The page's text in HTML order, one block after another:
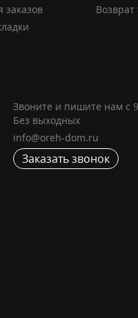
заказов
Возврат
Звоните и пишите нам с
Без выходных
info@oreh-dom.ru
Заказать звонок